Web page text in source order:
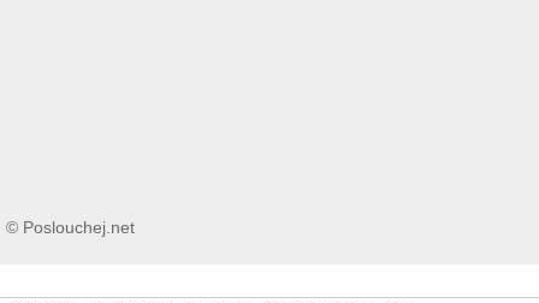
© Poslouchej.net